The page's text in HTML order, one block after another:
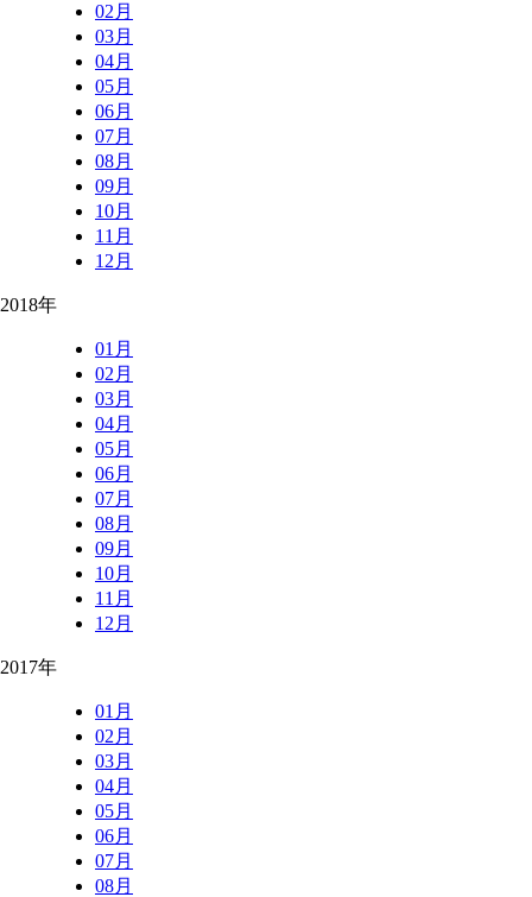
02月
03月
04月
05月
06月
07月
08月
09月
10月
11月
12月
2018年
01月
02月
03月
04月
05月
06月
07月
08月
09月
10月
11月
12月
2017年
01月
02月
03月
04月
05月
06月
07月
08月